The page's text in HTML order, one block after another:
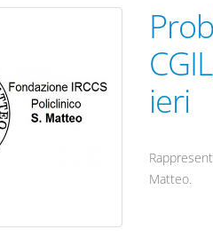
ieri
Matteo.